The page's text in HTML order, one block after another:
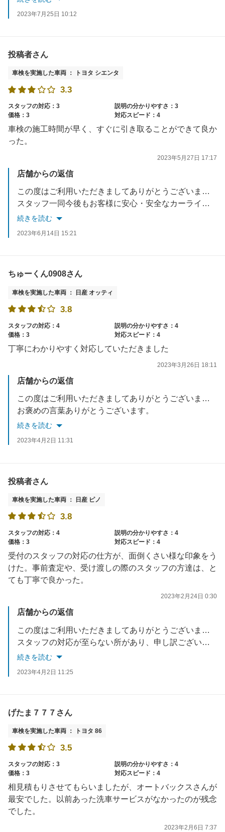
2023年7月25日 10:12
投稿者さん
車検を実施した車両 ： トヨタ シエンタ
3.3
スタッフの対応：3
説明の分かりやすさ：3
価格：3
対応スピード：4
車検の施工時間が早く、すぐに引き取ることができて良か
った。
2023年5月27日 17:17
店舗からの返信
この度はご利用いただきましてありがとうございます。
スタッフ一同今後もお客様に安心・安全なカーライフをお届けできるよう努力していきます。
またのご来店を楽しみにお待ちしております。
続きを読む
2023年6月14日 15:21
ちゅーくん0908さん
車検を実施した車両 ： 日産 オッティ
3.8
スタッフの対応：4
説明の分かりやすさ：4
価格：3
対応スピード：4
丁寧にわかりやすく対応していただきました
2023年3月26日 18:11
店舗からの返信
この度はご利用いただきましてありがとうございます。
お褒めの言葉ありがとうございます。
これからもお客様にご満足いただけますようスタッフ一同、努力していきます。
続きを読む
2023年4月2日 11:31
投稿者さん
車検を実施した車両 ： 日産 ピノ
3.8
スタッフの対応：4
説明の分かりやすさ：4
価格：3
対応スピード：4
受付のスタッフの対応の仕方が、面倒くさい様な印象をう
けた。事前査定や、受け渡しの際のスタッフの方達は、と
ても丁寧で良かった。
2023年2月24日 0:30
店舗からの返信
この度はご利用いただきましてありがとうございます。
スタッフの対応が至らない所があり、申し訳ございません。
お客様がご納得して当店をご利用いただけますよう、スタッフ一同今後も勉強して参ります。
続きを読む
2023年4月2日 11:25
げたま７７７さん
車検を実施した車両 ： トヨタ 86
3.5
スタッフの対応：3
説明の分かりやすさ：4
価格：3
対応スピード：4
相見積もりさせてもらいましたが、オートバックスさんが
最安でした。以前あった洗車サービスがなかったのが残念
でした。
2023年2月6日 7:37